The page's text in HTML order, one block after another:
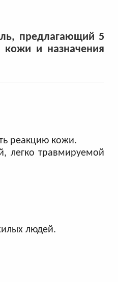
предлагающий 5
кожи и назначения
реакцию кожи.
легко травмируемой
людей.